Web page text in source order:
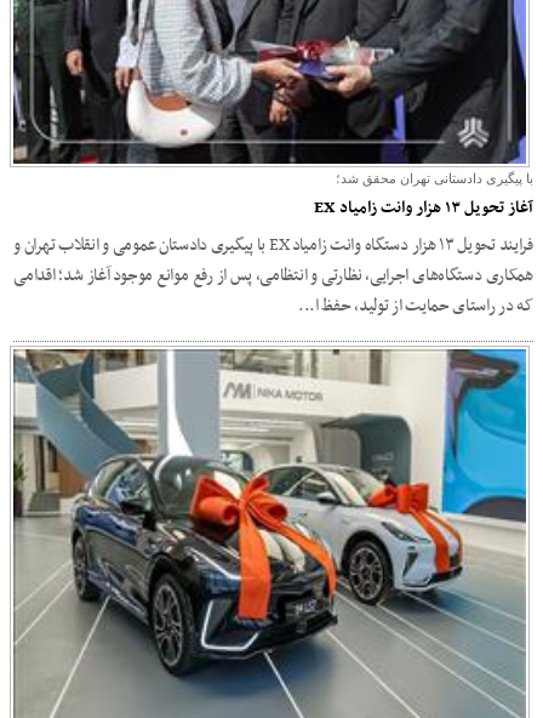
با پیگیری دادستانی تهران محقق شد؛
آغاز تحویل ۱۳ هزار وانت زامیاد EX
فرایند تحویل ۱۳ هزار دستگاه وانت زامیاد EX با پیگیری دادستان عمومی و انقلاب تهران و
همکاری دستگاه‌های اجرایی، نظارتی و انتظامی، پس از رفع موانع موجود آغاز شد؛ اقدامی
که در راستای حمایت از تولید، حفظ ا...